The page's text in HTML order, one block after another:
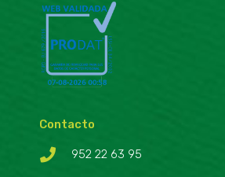
Contacto
952 22 63 95